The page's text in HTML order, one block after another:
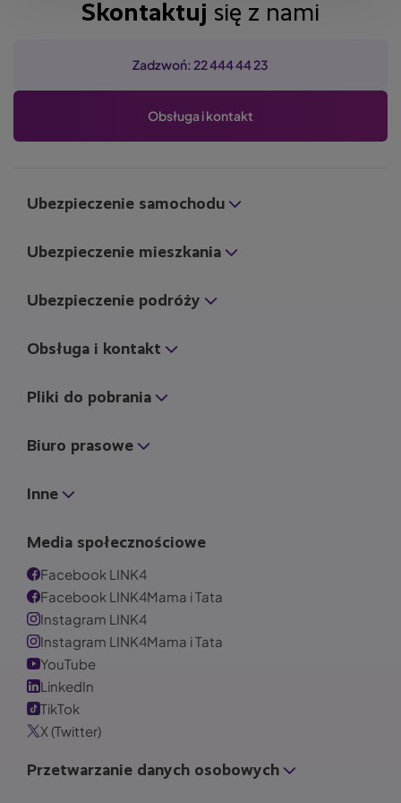
Skontaktuj się z nami
Zadzwoń: 22 444 44 23
Obsługa i kontakt
Ubezpieczenie samochodu
Ubezpieczenie mieszkania
Ubezpieczenie podróży
Obsługa i kontakt
Pliki do pobrania
Biuro prasowe
Inne
Media społecznościowe
Facebook LINK4
Facebook LINK4Mama i Tata
Instagram LINK4
Instagram LINK4Mama i Tata
YouTube
LinkedIn
TikTok
X (Twitter)
Przetwarzanie danych osobowych